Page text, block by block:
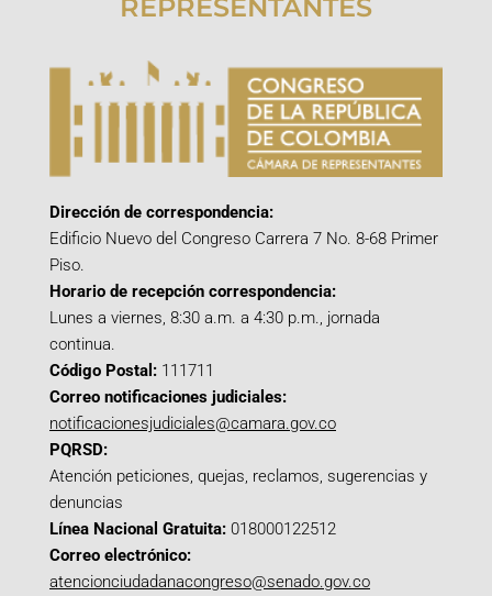
REPRESENTANTES
Dirección de correspondencia:
Edificio Nuevo del Congreso Carrera 7 No. 8-68 Primer
Piso.
Horario de recepción correspondencia:
Lunes a viernes, 8:30 a.m. a 4:30 p.m., jornada
continua.
Código Postal: 111711
Correo notificaciones judiciales:
notificacionesjudiciales@camara.gov.co
PQRSD:
Atención peticiones, quejas, reclamos, sugerencias y
denuncias
Línea Nacional Gratuita: 018000122512
Correo electrónico:
atencionciudadanacongreso@senado.gov.co